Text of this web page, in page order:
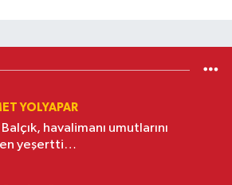
YOLYAPAR
havalimanı umutlarını
yeşertti…